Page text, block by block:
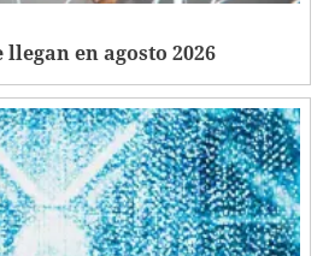
en agosto 2026